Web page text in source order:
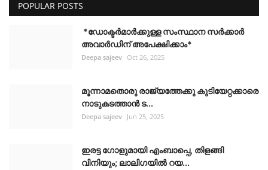
POPULAR POSTS
*ഡോക്ടർമാർക്കുള്ള സംസ്ഥാന സർക്കാർ
അവാർഡിന് അപേക്ഷിക്കാം*
Deepa sajeev Oct 26, 2025
മൂന്നാമതൊരു രാജ്യത്തേക്കു കുടിയേറ്റക്കാരെ
നാടുകടത്താൻ ട...
Deepa sajeev Jun 25, 2025
ഇരട്ട ഗോളുമായി എംബാപ്പെ, തിളങ്ങി
വിനിയും; ലാലിഗയില്‍ റയ...